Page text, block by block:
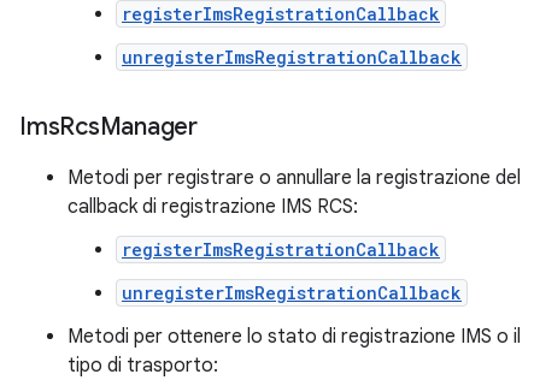
registerImsRegistrationCallback
unregisterImsRegistrationCallback
ImsRcsManager
Metodi per registrare o annullare la registrazione del
callback di registrazione IMS RCS:
registerImsRegistrationCallback
unregisterImsRegistrationCallback
Metodi per ottenere lo stato di registrazione IMS o il
tipo di trasporto: